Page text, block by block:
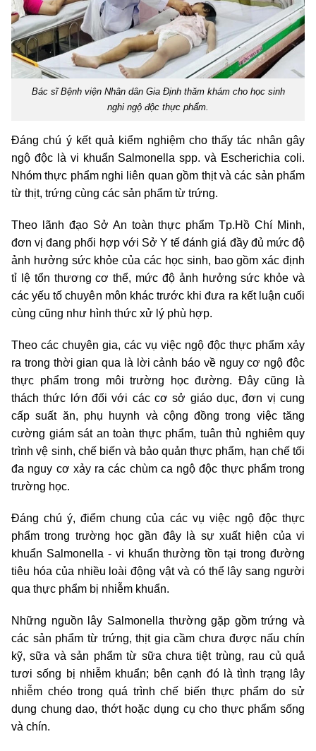
Bác sĩ Bệnh viện Nhân dân Gia Định thăm khám cho học sinh
nghi ngộ độc thực phẩm.
Đáng chú ý kết quả kiểm nghiệm cho thấy tác nhân gây
ngộ độc là vi khuẩn Salmonella spp. và Escherichia coli.
Nhóm thực phẩm nghi liên quan gồm thịt và các sản phẩm
từ thịt, trứng cùng các sản phẩm từ trứng.
Theo lãnh đạo Sở An toàn thực phẩm Tp.Hồ Chí Minh,
đơn vị đang phối hợp với Sở Y tế đánh giá đầy đủ mức độ
ảnh hưởng sức khỏe của các học sinh, bao gồm xác định
tỉ lệ tổn thương cơ thể, mức độ ảnh hưởng sức khỏe và
các yếu tố chuyên môn khác trước khi đưa ra kết luận cuối
cùng cũng như hình thức xử lý phù hợp.
Theo các chuyên gia, các vụ việc ngộ độc thực phẩm xảy
ra trong thời gian qua là lời cảnh báo về nguy cơ ngộ độc
thực phẩm trong môi trường học đường. Đây cũng là
thách thức lớn đối với các cơ sở giáo dục, đơn vị cung
cấp suất ăn, phụ huynh và cộng đồng trong việc tăng
cường giám sát an toàn thực phẩm, tuân thủ nghiêm quy
trình vệ sinh, chế biến và bảo quản thực phẩm, hạn chế tối
đa nguy cơ xảy ra các chùm ca ngộ độc thực phẩm trong
trường học.
Đáng chú ý, điểm chung của các vụ việc ngộ độc thực
phẩm trong trường học gần đây là sự xuất hiện của vi
khuẩn Salmonella - vi khuẩn thường tồn tại trong đường
tiêu hóa của nhiều loài động vật và có thể lây sang người
qua thực phẩm bị nhiễm khuẩn.
Những nguồn lây Salmonella thường gặp gồm trứng và
các sản phẩm từ trứng, thịt gia cầm chưa được nấu chín
kỹ, sữa và sản phẩm từ sữa chưa tiệt trùng, rau củ quả
tươi sống bị nhiễm khuẩn; bên cạnh đó là tình trạng lây
nhiễm chéo trong quá trình chế biến thực phẩm do sử
dụng chung dao, thớt hoặc dụng cụ cho thực phẩm sống
và chín.